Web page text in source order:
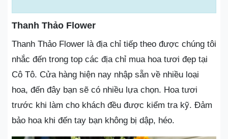
Thanh Thảo Flower
Thanh Thảo Flower là địa chỉ tiếp theo được chúng tôi
nhắc đến trong top các địa chỉ mua hoa tươi đẹp tại
Cô Tô. Cửa hàng hiện nay nhập sẵn về nhiều loại
hoa, đến đây bạn sẽ có nhiều lựa chọn. Hoa tươi
trước khi làm cho khách đều được kiểm tra kỹ. Đảm
bảo hoa khi đến tay bạn không bị dập, héo.